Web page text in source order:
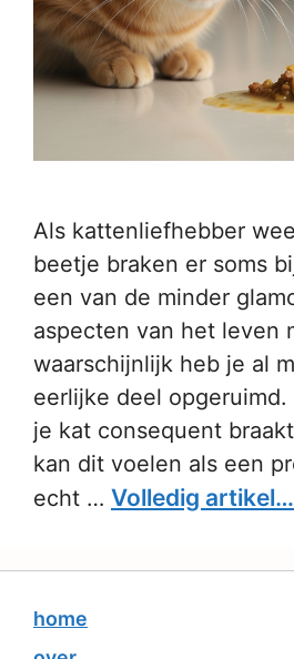
Als kattenliefhebber
beetje braken er soms
een van de minder
aspecten van het leven
waarschijnlijk heb je al
eerlijke deel opgeruimd.
je kat consequent
kan dit voelen als een
echt … Volledig artikel…
home